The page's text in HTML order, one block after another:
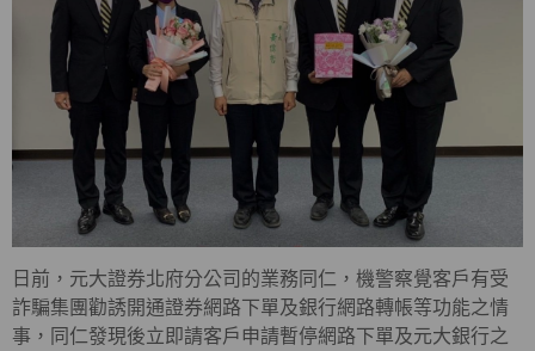
日前，元大證券北府分公司的業務同仁，機警察覺客戶有受
詐騙集團勸誘開通證券網路下單及銀行網路轉帳等功能之情
事，同仁發現後立即請客戶申請暫停網路下單及元大銀行之